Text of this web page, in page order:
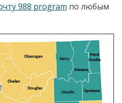
988 program по любым